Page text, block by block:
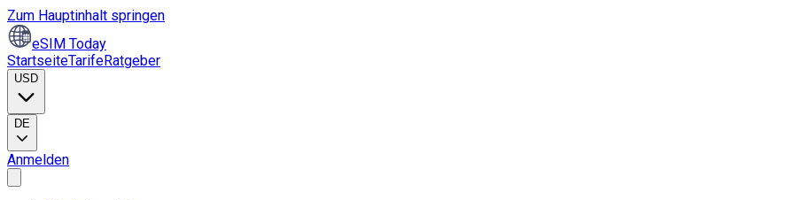
Zum Hauptinhalt springen
eSIM Today
StartseiteTarifeRatgeber
USD
DE
Anmelden